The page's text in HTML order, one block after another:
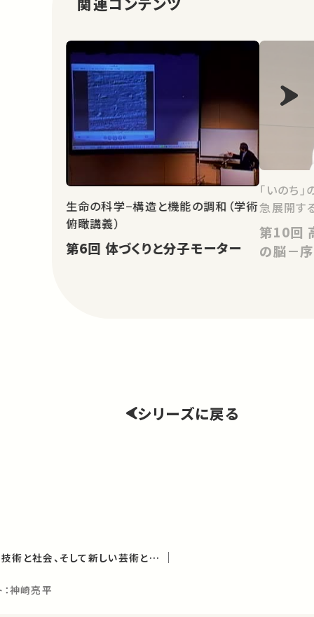
生命の科学−構造と機能の調和（学術
俯瞰講義）
第6回 体づくりと分子モーター
「いのち
急展開す
第10回 高次生命システムとして
の脳－
シリーズに戻る
情報が世界を変える－技術と社会、そして新しい芸術とは（学術俯瞰講義）
神崎亮平